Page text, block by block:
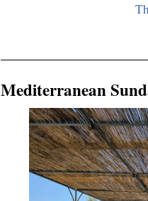
Mediterranean